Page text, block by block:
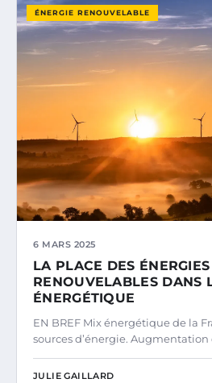
ÉNERGIE RENOUVELABLE
6 MARS 2025
LA PLACE DES ÉNERGIES
RENOUVELABLES DANS
ÉNERGÉTIQUE
EN BREF Mix énergétique de la
sources d’énergie. Augmentation
JULIE GAILLARD